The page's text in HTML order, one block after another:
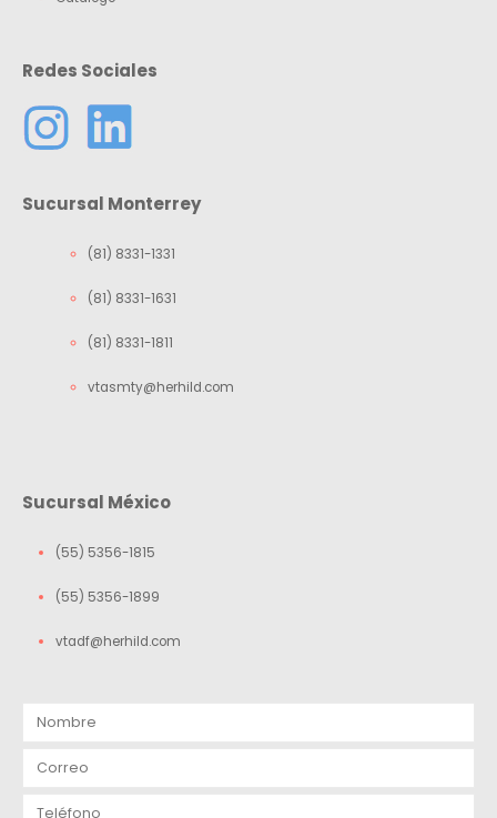
Redes Sociales
Sucursal Monterrey
(81) 8331-1331
(81) 8331-1631
(81) 8331-1811
vtasmty@herhild.com
Sucursal México
(55) 5356-1815
(55) 5356-1899
vtadf@herhild.com